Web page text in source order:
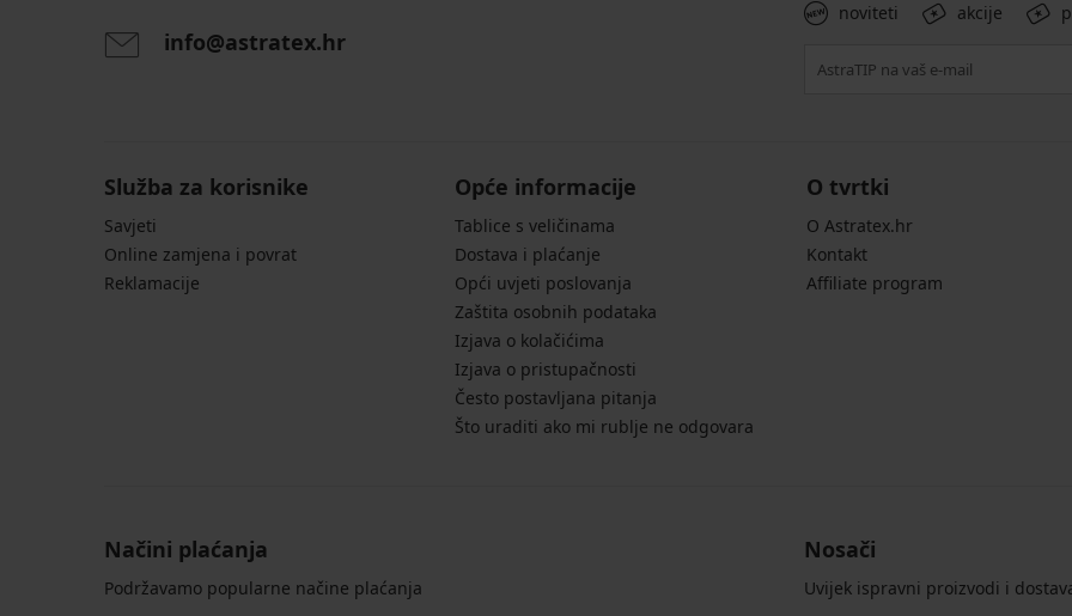
info@astratex.hr
noviteti akcije
Služba za korisnike
Savjeti
Online zamjena i povrat
Reklamacije
Opće informacije
Tablice s veličinama
Dostava i plaćanje
Opći uvjeti poslovanja
Zaštita osobnih podataka
Izjava o kolačićima
Izjava o pristupačnosti
Često postavljana pitanja
Što uraditi ako mi rublje ne odgovara
O tvrtki
O Astratex.hr
Kontakt
Affiliate program
Načini plaćanja
Podržavamo popularne načine plaćanja
Nosači
Uvijek ispravni proizvodi i